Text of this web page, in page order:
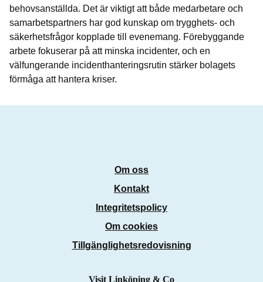
behovsanställda. Det är viktigt att både medarbetare och
samarbetspartners har god kunskap om trygghets- och
säkerhetsfrågor kopplade till evenemang. Förebyggande
arbete fokuserar på att minska incidenter, och en
välfungerande incidenthanteringsrutin stärker bolagets
förmåga att hantera kriser.
Om oss
Kontakt
Integritetspolicy
Om cookies
Tillgänglighetsredovisning
Visit Linköping & Co